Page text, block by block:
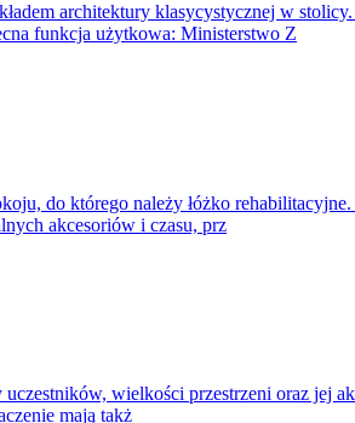
architektury klasycystycznej w
funkcja użytkowa: Ministerstwo Z
do którego należy łóżko
akcesoriów i czasu, prz
wielkości przestrzeni oraz jej
mają takż